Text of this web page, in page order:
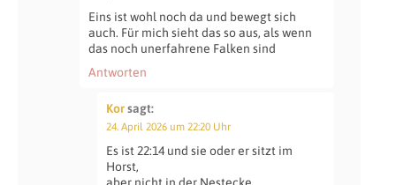
Eins ist wohl noch da und bewegt sich
auch. Für mich sieht das so aus, als wenn
das noch unerfahrene Falken sind
Antworten
Korsagt:
24. April 2026 um 22:20 Uhr
Es ist 22:14 und sie oder er sitzt im
Horst,